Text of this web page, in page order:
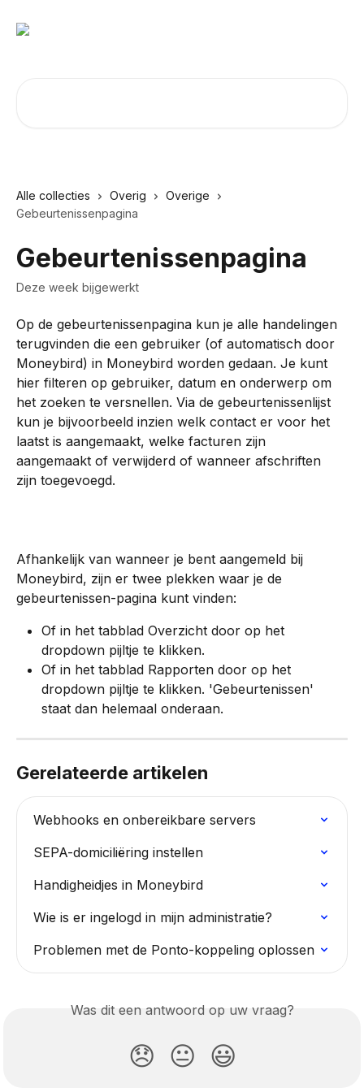
Alle collecties Overig
Overige
Gebeurtenissenpagina
Gebeurtenissenpagina
Deze week bijgewerkt
Op de gebeurtenissenpagina kun je alle handelingen
terugvinden die een gebruiker (of automatisch door
Moneybird) in Moneybird worden gedaan. Je kunt
hier filteren op gebruiker, datum en onderwerp om
het zoeken te versnellen. Via de gebeurtenissenlijst
kun je bijvoorbeeld inzien welk contact er voor het
laatst is aangemaakt, welke facturen zijn
aangemaakt of verwijderd of wanneer afschriften
zijn toegevoegd.
Afhankelijk van wanneer je bent aangemeld bij
Moneybird, zijn er twee plekken waar je de
gebeurtenissen-pagina kunt vinden:
Of in het tabblad Overzicht door op het
dropdown pijltje te klikken.
Of in het tabblad Rapporten door op het
dropdown pijltje te klikken. 'Gebeurtenissen'
staat dan helemaal onderaan.
Gerelateerde artikelen
Webhooks en onbereikbare servers
SEPA-domiciliëring instellen
Handigheidjes in Moneybird
Wie is er ingelogd in mijn administratie?
Problemen met de Ponto-koppeling oplossen
Was dit een antwoord op uw vraag?
😞 😐 😃